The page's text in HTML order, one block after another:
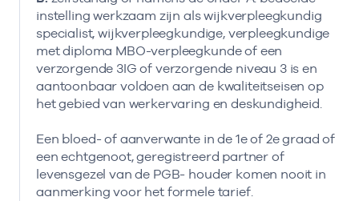
instelling werkzaam zijn als wijkverpleegkundig
specialist, wijkverpleegkundige, verpleegkundige
met diploma MBO-verpleegkunde of een
verzorgende 3IG of verzorgende niveau 3 is en
aantoonbaar voldoen aan de kwaliteitseisen op
het gebied van werkervaring en deskundigheid.
Een bloed- of aanverwante in de 1e of 2e graad of
een echtgenoot, geregistreerd partner of
levensgezel van de PGB- houder komen nooit in
aanmerking voor het formele tarief.